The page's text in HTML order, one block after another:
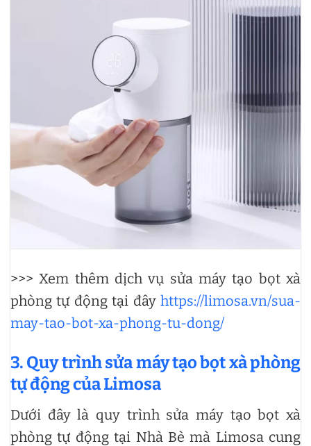
>>> Xem thêm dịch vụ sửa máy tạo bọt xà
phòng tự động tại đây https://limosa.vn/sua-
may-tao-bot-xa-phong-tu-dong/
3. Quy trình sửa máy tạo bọt xà phòng
tự động của Limosa
Dưới đây là quy trình sửa máy tạo bọt xà
phòng tự động tại Nhà Bè mà Limosa cung